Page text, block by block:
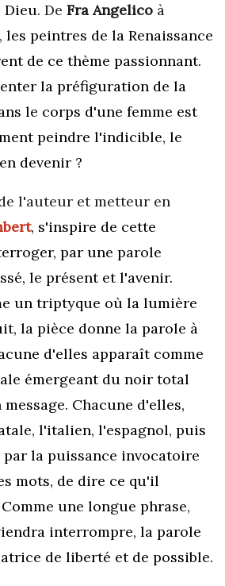
Dieu. De Fra Angelico à
, les peintres de la Renaissance
de ce thème passionnant.
la préfiguration de la
le corps d'une femme est
peindre l'indicible, le
devenir ?
l'auteur et metteur en
, s'inspire de cette
par une parole
le présent et l'avenir.
un triptyque où la lumière
la pièce donne la parole à
d'elles apparaît comme
émergeant du noir total
Chacune d'elles,
l'italien, l'espagnol, puis
la puissance invocatoire
mots, de dire ce qu'il
une longue phrase,
interrompre, la parole
de liberté et de possible.